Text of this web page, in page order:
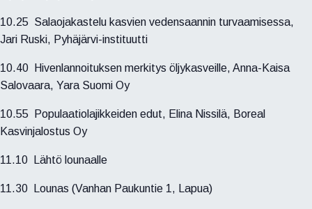
10.25 Salaojakastelu kasvien vedensaannin turvaamisessa,
Jari Ruski, Pyhäjärvi-instituutti
10.40 Hivenlannoituksen merkitys öljykasveille, Anna-Kaisa
Salovaara, Yara Suomi Oy
10.55 Populaatiolajikkeiden edut, Elina Nissilä, Boreal
Kasvinjalostus Oy
11.10 Lähtö lounaalle
11.30 Lounas (Vanhan Paukuntie 1, Lapua)